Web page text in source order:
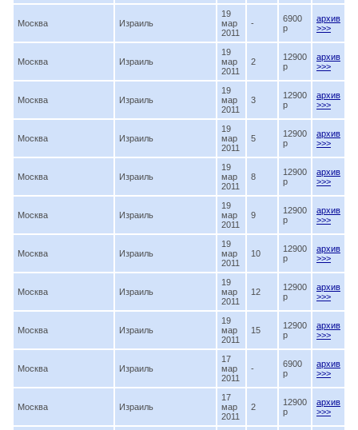
Москва Израиль
19
мар
2011
-
6900
p
архив
>>>
Москва Израиль
19
мар
2011
2
12900
p
архив
>>>
Москва Израиль
19
мар
2011
3
12900
p
архив
>>>
Москва Израиль
19
мар
2011
5
12900
p
архив
>>>
Москва Израиль
19
мар
2011
8
12900
p
архив
>>>
Москва Израиль
19
мар
2011
9
12900
p
архив
>>>
Москва Израиль
19
мар
2011
10
12900
p
архив
>>>
Москва Израиль
19
мар
2011
12
12900
p
архив
>>>
Москва Израиль
19
мар
2011
15
12900
p
архив
>>>
Москва Израиль
17
мар
2011
-
6900
p
архив
>>>
Москва Израиль
17
мар
2011
2
12900
p
архив
>>>